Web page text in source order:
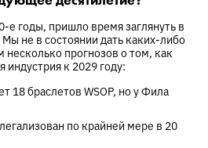
е годы, пришло время заглянуть в
не в состоянии дать каких-либо
прогнозов о том, как
индустрия к 2029 году:
18 браслетов WSOP, но у Фила
по крайней мере в 20